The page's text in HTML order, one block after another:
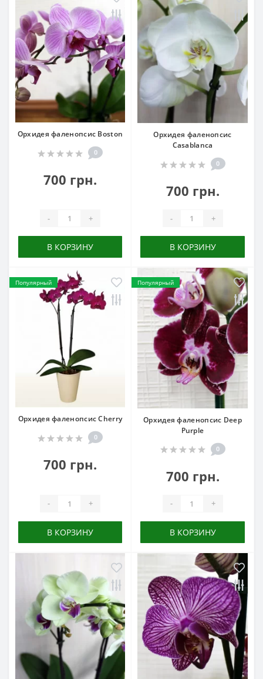
Орхидея фаленопсис Boston
0
700 грн.
- +
В КОРЗИНУ
Орхидея фаленопсис
Casablanca
0
700 грн.
- +
В КОРЗИНУ
Популярный
Орхидея фаленопсис Cherry
0
700 грн.
- +
В КОРЗИНУ
Популярный
Орхидея фаленопсис Deep
Purple
0
700 грн.
- +
В КОРЗИНУ